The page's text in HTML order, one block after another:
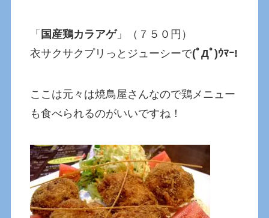
「 国産鶏カラアゲ」（７５０円）
衣サクサクプリっとジューシーで(ﾟДﾟ)ｳﾏｰ!
ここは元々は焼鳥屋さんなので鶏メニュー
も食べられるのがいいですね！